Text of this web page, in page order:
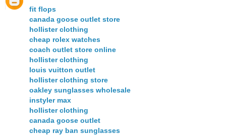
fit flops
canada goose outlet store
hollister clothing
cheap rolex watches
coach outlet store online
hollister clothing
louis vuitton outlet
hollister clothing store
oakley sunglasses wholesale
instyler max
hollister clothing
canada goose outlet
cheap ray ban sunglasses